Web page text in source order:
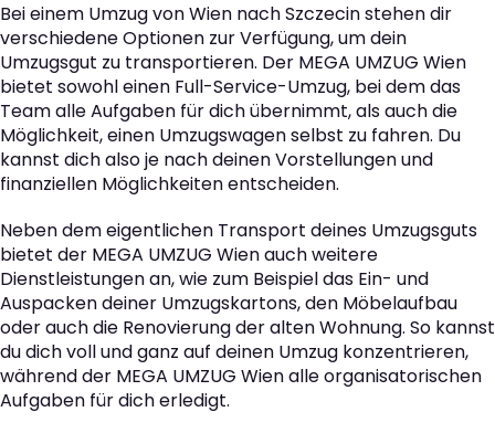
Bei einem Umzug von Wien nach Szczecin stehen dir
verschiedene Optionen zur Verfügung, um dein
Umzugsgut zu transportieren. Der MEGA UMZUG Wien
bietet sowohl einen Full-Service-Umzug, bei dem das
Team alle Aufgaben für dich übernimmt, als auch die
Möglichkeit, einen Umzugswagen selbst zu fahren. Du
kannst dich also je nach deinen Vorstellungen und
finanziellen Möglichkeiten entscheiden.
Neben dem eigentlichen Transport deines Umzugsguts
bietet der MEGA UMZUG Wien auch weitere
Dienstleistungen an, wie zum Beispiel das Ein- und
Auspacken deiner Umzugskartons, den Möbelaufbau
oder auch die Renovierung der alten Wohnung. So kannst
du dich voll und ganz auf deinen Umzug konzentrieren,
während der MEGA UMZUG Wien alle organisatorischen
Aufgaben für dich erledigt.